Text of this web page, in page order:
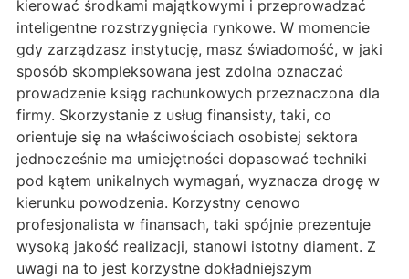
kierować środkami majątkowymi i przeprowadzać
inteligentne rozstrzygnięcia rynkowe. W momencie
gdy zarządzasz instytucję, masz świadomość, w jaki
sposób skompleksowana jest zdolna oznaczać
prowadzenie ksiąg rachunkowych przeznaczona dla
firmy. Skorzystanie z usług finansisty, taki, co
orientuje się na właściwościach osobistej sektora
jednocześnie ma umiejętności dopasować techniki
pod kątem unikalnych wymagań, wyznacza drogę w
kierunku powodzenia. Korzystny cenowo
profesjonalista w finansach, taki spójnie prezentuje
wysoką jakość realizacji, stanowi istotny diament. Z
uwagi na to jest korzystne dokładniejszym